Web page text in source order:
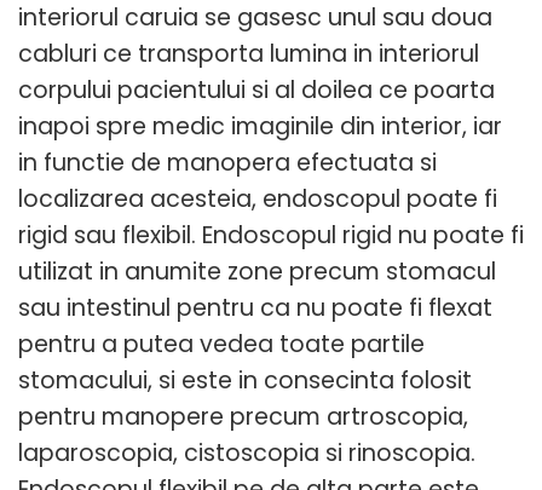
interiorul caruia se gasesc unul sau doua
cabluri ce transporta lumina in interiorul
corpului pacientului si al doilea ce poarta
inapoi spre medic imaginile din interior, iar
in functie de manopera efectuata si
localizarea acesteia, endoscopul poate fi
rigid sau flexibil. Endoscopul rigid nu poate fi
utilizat in anumite zone precum stomacul
sau intestinul pentru ca nu poate fi flexat
pentru a putea vedea toate partile
stomacului, si este in consecinta folosit
pentru manopere precum artroscopia,
laparoscopia, cistoscopia si rinoscopia.